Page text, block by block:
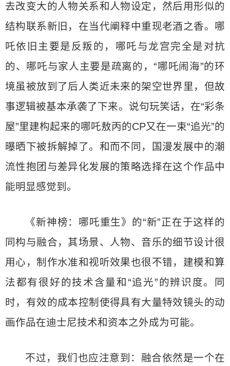
去改变大的人物关系和人物设定，然后用形似的
结构联系新旧，在当代阐释中重现老酒之香。哪
吒依旧主要是反叛的，哪吒与龙宫完全是对抗
的、哪吒与家人主要是疏离的，“哪吒闹海”的环
境虽被放到了后人类近未来的架空世界里，但故
事逻辑被基本承袭了下来。说句玩笑话，在“彩条
屋”里建构起来的哪吒敖丙的CP又在一束“追光”的
曝晒下被拆解掉了。和而不同，国漫发展中的潮
流性抱团与差异化发展的策略选择在这个作品中
能明显感觉到。
《新神榜：哪吒重生》的“新”正在于这样的
同构与融合，其场景、人物、音乐的细节设计很
用心，制作水准和视听效果也很不错，建模和算
法都有很好的技术含量和“追光”的辨识度。同
时，有效的成本控制使得具有大量特效镜头的动
画作品在迪士尼技术和资本之外成为可能。
不过，我们也应注意到：融合依然是一个在